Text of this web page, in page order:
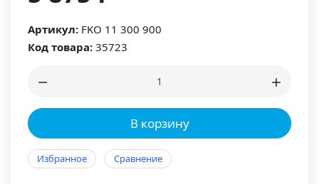
Артикул: FKO 11 300 900
Код товара: 35723
В корзину
Избранное Сравнение